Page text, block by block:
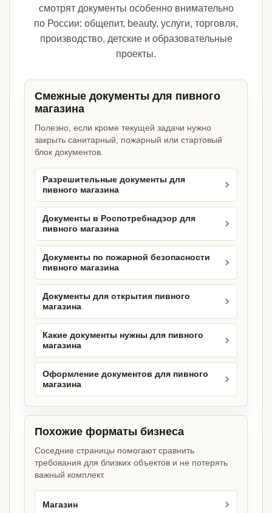
смотрят документы особенно внимательно
по России: общепит, beauty, услуги, торговля,
производство, детские и образовательные
проекты.
Смежные документы для пивного
магазина
Полезно, если кроме текущей задачи нужно
закрыть санитарный, пожарный или стартовый
блок документов.
Разрешительные документы для
пивного магазина
Документы в Роспотребнадзор для
пивного магазина
Документы по пожарной безопасности
пивного магазина
Документы для открытия пивного
магазина
Какие документы нужны для пивного
магазина
Оформление документов для пивного
магазина
Похожие форматы бизнеса
Соседние страницы помогают сравнить
требования для близких объектов и не потерять
важный комплект.
Магазин